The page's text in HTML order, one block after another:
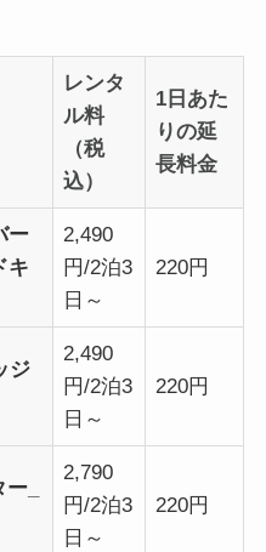
レンタ
ル料
（税
込）
1日あた
りの延
長料金
ー
キ
2,490
円/2泊3
日～
220円
ジ
2,490
円/2泊3
日～
220円
_
2,790
円/2泊3
日～
220円